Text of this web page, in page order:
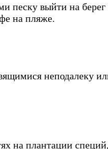
песку выйти на берег
на пляже.
неподалеку
на плантации